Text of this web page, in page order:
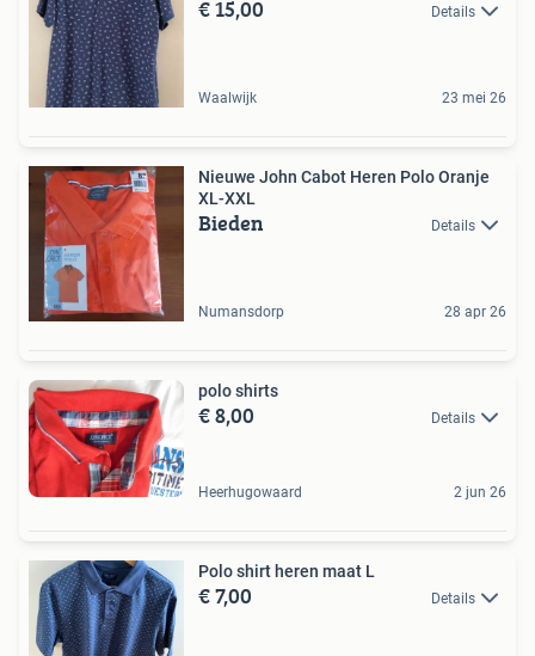
€ 15,00 Details
Waalwijk 23 mei 26
Nieuwe John Cabot Heren Polo Oranje
XL-XXL
Bieden Details
Numansdorp 28 apr 26
polo shirts
€ 8,00 Details
Heerhugowaard 2 jun 26
Polo shirt heren maat L
€ 7,00 Details